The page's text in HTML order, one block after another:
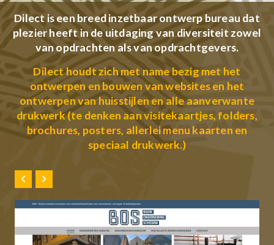
Dilect is een breed inzetbaar ontwerp bureau dat
plezier heeft in de uitdaging van diversiteit zowel
van opdrachten als van opdrachtgevers.
Dilect houdt zich met name bezig met het
ontwerpen en bouwen van websites en het
ontwerpen van huisstijlen en alle aanverwante
drukwerk (te denken aan visitekaartjes, folders,
brochures, posters, allerlei menu kaarten en
speciaal drukwerk.)